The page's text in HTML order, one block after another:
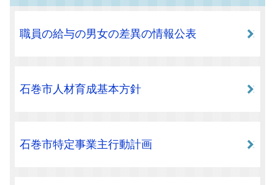
職員の給与の男女の差異の情報公表
石巻市人材育成基本方針
石巻市特定事業主行動計画